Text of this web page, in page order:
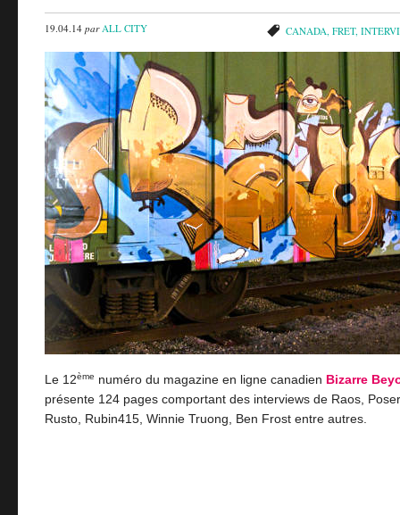
19.04.14 parALL CITY CANADA, FRET,
Le 12ème numéro du magazine en ligne canadien Bizarre
présente 124 pages comportant des interviews de Raos,
Rusto, Rubin415, Winnie Truong, Ben Frost entre autres.